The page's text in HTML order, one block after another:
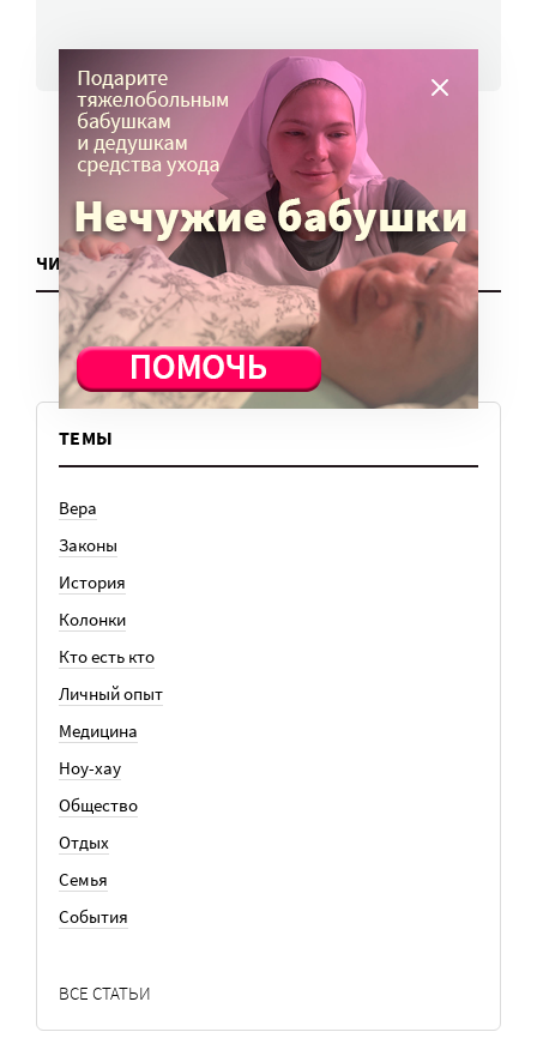
ВСЕ НОВОСТИ
ЧИТАТЬ ЕЩЕ
ТЕМЫ
Вера
Законы
История
Колонки
Кто есть кто
Личный опыт
Медицина
Ноу-хау
Общество
Отдых
Семья
События
ВСЕ СТАТЬИ